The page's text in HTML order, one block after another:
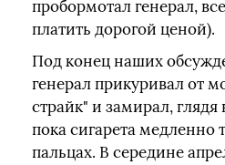
пробормотал генерал,
платить дорогой ценой).
Под конец наших
генерал прикуривал от
страйк" и замирал, глядя
пока сигарета медленно
пальцах. В середине